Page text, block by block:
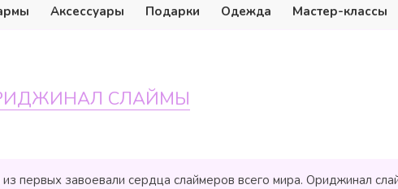
Аксессуары Подарки Одежда Мастер-классы
СЛАЙМЫ
первых завоевали сердца слаймеров всего мира. Ориджинал